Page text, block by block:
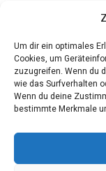
Um dir ein optimales
Cookies, um
zuzugreifen. Wenn du
wie das Surfverhalten
Wenn du deine
bestimmte Merkmale